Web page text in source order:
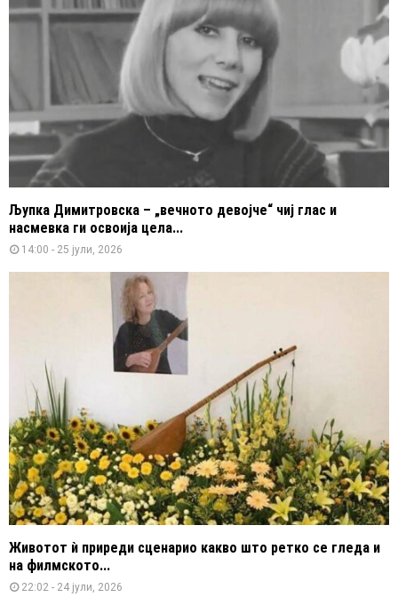
Љупка Димитровска – „вечното девојче“ чиј глас и
насмевка ги освоија цела...
14:00 - 25 јули, 2026
Животот ѝ приреди сценарио какво што ретко се гледа и
на филмското...
22:02 - 24 јули, 2026